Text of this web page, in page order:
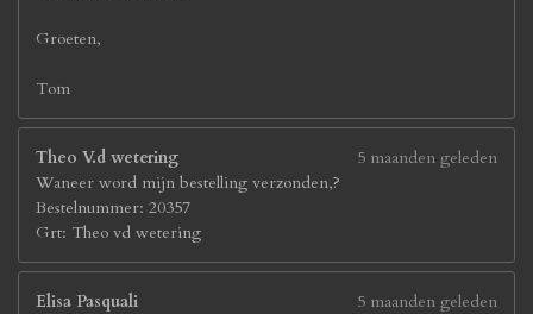
Groeten,
Tom
Theo V.d wetering
5 maanden geleden
Waneer word mijn bestelling verzonden,?
Bestelnummer: 20357
Grt: Theo vd wetering
Elisa Pasquali
5 maanden geleden